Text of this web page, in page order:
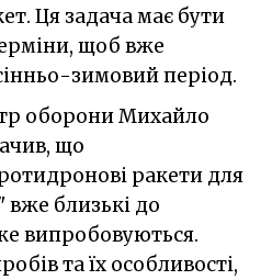
Ця задача має бути
щоб вже
зимовий період.
оборони Михайло
що
ракети для
близькі до
випробовуються.
та їх особливості,